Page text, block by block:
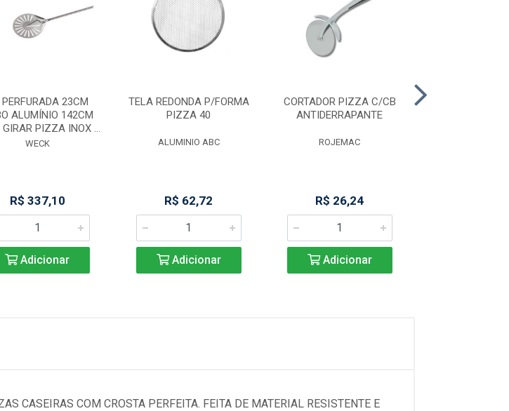
23CM
ALUMÍNIO 142CM
GIRAR PIZZA INOX ...
WECK
R$ 337,10
Adicionar
TELA REDONDA P/FORMA
PIZZA 40
ALUMINIO ABC
R$ 62,72
Adicionar
CORTADOR PIZZA C/CB
ANTIDERRAPANTE
ROJEMAC
R$ 26,24
Adicionar
CASEIRAS COM CROSTA PERFEITA. FEITA DE MATERIAL RESISTENTE E